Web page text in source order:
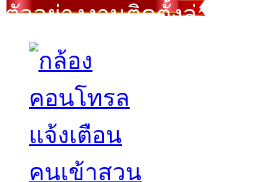
ตัวอย่างงานติดตั้งล่าสุด